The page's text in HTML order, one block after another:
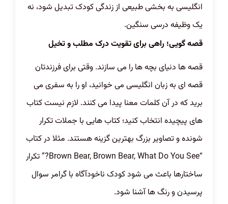
انگلیسی به بخشی طبیعی از زندگی کودک تبدیل شود، نه
یک وظیفه درسی سنگین.
قصه گویی؛ راهی برای تقویت درک مطلب و تخیل
قصه ها دنیای بچه ها را می سازند. وقتی برای فرزندتان
قصه ای به زبان انگلیسی می خوانید، او را به سفری می
برید که در آن کلمات معنا پیدا می کنند. لازم نیست کتاب
های پیچیده انتخاب کنید؛ کتاب هایی با جملات تکرار
شونده و تصاویر بزرگ بهترین گزینه هستند. مثلا در کتاب
“Brown Bear, Brown Bear, What Do You See?” تکرار
ساختارها باعث می شود کودک ناخودآگاه با گرامر سوال
پرسیدن و رنگ ها آشنا شود.